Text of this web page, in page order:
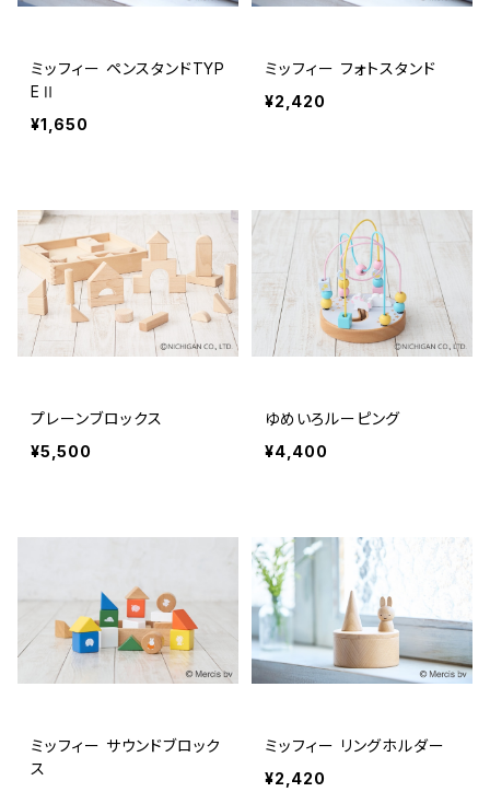
ミッフィー ペンスタンドTYP
EⅡ
¥1,650
ミッフィー フォトスタンド
¥2,420
プレーンブロックス
¥5,500
ゆめいろルーピング
¥4,400
ミッフィー サウンドブロック
ス
ミッフィー リングホルダー
¥2,420